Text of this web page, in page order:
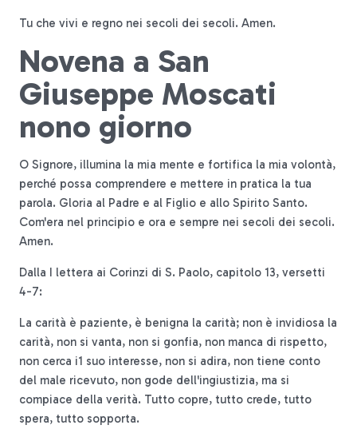
Tu che vivi e regno nei secoli dei secoli. Amen.
Novena a San
Giuseppe Moscati
nono giorno
O Signore, illumina la mia mente e fortifica la mia volontà,
perché possa comprendere e mettere in pratica la tua
parola. Gloria al Padre e al Figlio e allo Spirito Santo.
Com'era nel principio e ora e sempre nei secoli dei secoli.
Amen.
Dalla I lettera ai Corinzi di S. Paolo, capitolo 13, versetti
4-7:
La carità è paziente, è benigna la carità; non è invidiosa la
carità, non si vanta, non si gonfia, non manca di rispetto,
non cerca i1 suo interesse, non si adira, non tiene conto
del male ricevuto, non gode dell'ingiustizia, ma si
compiace della verità. Tutto copre, tutto crede, tutto
spera, tutto sopporta.